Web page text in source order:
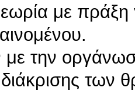
με πράξη
με την
των